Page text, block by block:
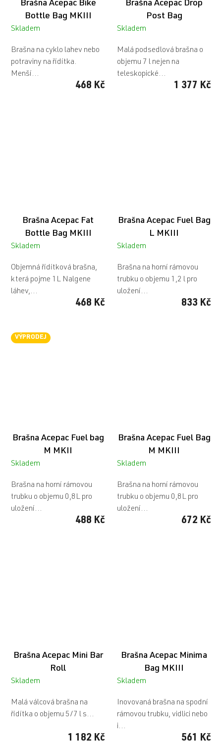
Brašna Acepac Bike
Bottle Bag MKIII
Skladem
468 Kč
Brašna na cyklo lahev nebo
potraviny na řídítka.
Menší...
Brašna Acepac Drop
Post Bag
Skladem
1 377 Kč
Malá podsedlová brašna o
objemu 7 l nejen na
teleskopické...
Brašna Acepac Fat
Bottle Bag MKIII
Skladem
468 Kč
Objemná řídítková brašna,
která pojme 1L Nalgene
láhev,...
Brašna Acepac Fuel Bag
L MKIII
Skladem
833 Kč
Brašna na horní rámovou
trubku o objemu 1,2 l pro
uložení...
VÝPRODEJ
Brašna Acepac Fuel bag
M MKII
Skladem
488 Kč
Brašna na horní rámovou
trubku o objemu 0,8L pro
uložení...
Brašna Acepac Fuel Bag
M MKIII
Skladem
672 Kč
Brašna na horní rámovou
trubku o objemu 0,8L pro
uložení...
Brašna Acepac Mini Bar
Roll
Skladem
1 182 Kč
Malá válcová brašna na
řídítka o objemu 5/7 l s...
Brašna Acepac Minima
Bag MKIII
Skladem
561 Kč
Inovovaná brašna na spodní
rámovou trubku, vidlici nebo
i...